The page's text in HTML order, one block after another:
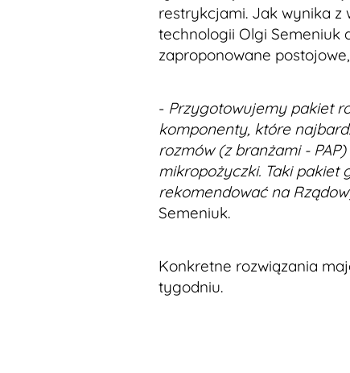
restrykcjami. Jak wynika z
technologii Olgi Semeniuk
zaproponowane
- Przygotowujemy pakiet
komponenty, które
rozmów (z branżami -
mikropożyczki. Taki
rekomendować na
Semeniuk.
Konkretne rozwiązania
tygodniu.